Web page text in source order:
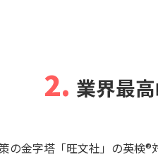
2. 業界最
の金字塔「旺文社」の英検®︎